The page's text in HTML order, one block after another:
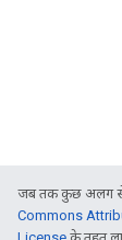
जब तक कुछ अलग से
Commons